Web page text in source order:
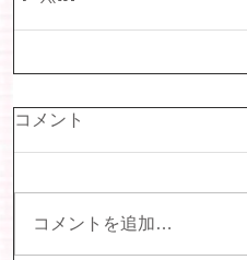
コメント
コメントを追加…